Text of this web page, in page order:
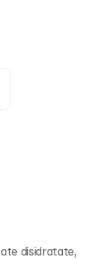
disidratate,